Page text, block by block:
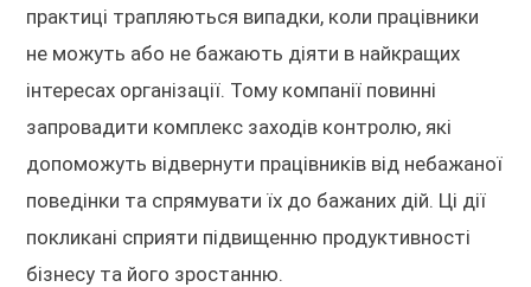
практиці трапляються випадки, коли працівники
не можуть або не бажають діяти в найкращих
інтересах організації. Тому компанії повинні
запровадити комплекс заходів контролю, які
допоможуть відвернути працівників від небажаної
поведінки та спрямувати їх до бажаних дій. Ці дії
покликані сприяти підвищенню продуктивності
бізнесу та його зростанню.